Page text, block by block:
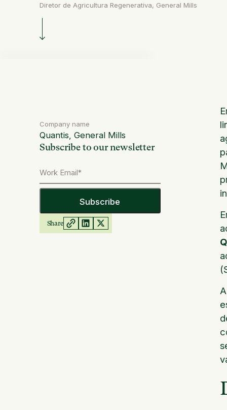
Diretor de Agricultura Regenerativa, General Mills
Company name
Quantis, General Mills
Subscribe to our newsletter
Share